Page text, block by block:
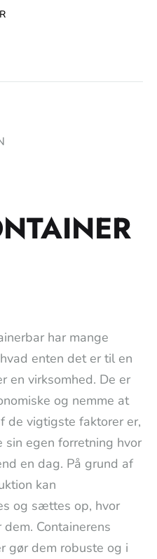
har mange
enten det er til en
en virksomhed. De er
og nemme at
de vigtigste faktorer er,
egen forretning hvor
en dag. På grund af
kan
og sættes op, hvor
Containerens
gør dem robuste og i